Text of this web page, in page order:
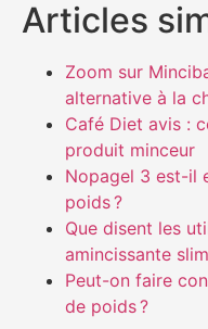
Articles
Zoom sur
alternative à la
Café Diet avis :
produit minceur
Nopagel 3 est-il
poids ?
Que disent les
amincissante
Peut-on faire
de poids ?